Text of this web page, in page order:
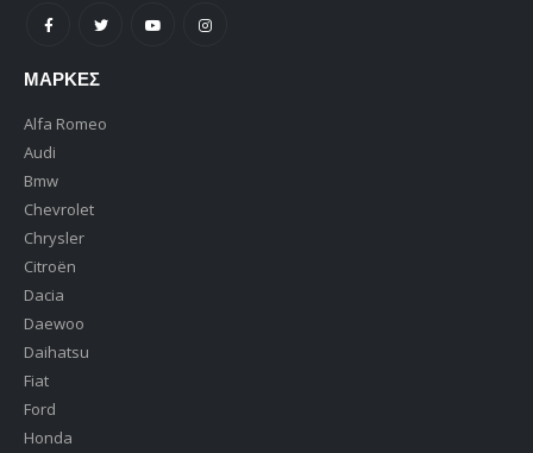
ΜΆΡΚΕΣ
Alfa Romeo
Audi
Bmw
Chevrolet
Chrysler
Citroën
Dacia
Daewoo
Daihatsu
Fiat
Ford
Honda